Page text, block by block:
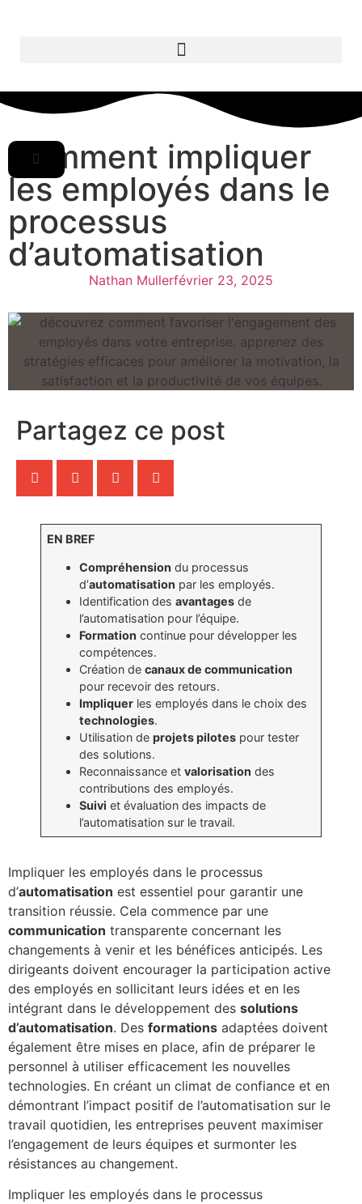
Comment impliquer
les employés dans le
processus
d’automatisation
Nathan Mullerfévrier 23, 2025
Partagez ce post
EN BREF
Compréhension du processus
d’automatisation par les employés.
Identification desavantages de
l’automatisation pour l’équipe.
Formation continue pour développer les
compétences.
Création decanaux de communication
pour recevoir des retours.
Impliquer les employés dans le choix des
technologies.
Utilisation deprojets pilotes pour tester
des solutions.
Reconnaissance etvalorisation des
contributions des employés.
Suivi et évaluation des impacts de
l’automatisation sur le travail.
Impliquer les employés dans le processus
d’automatisation est essentiel pour garantir une
transition réussie. Cela commence par une
communication transparente concernant les
changements à venir et les bénéfices anticipés. Les
dirigeants doivent encourager la participation active
des employés en sollicitant leurs idées et en les
intégrant dans le développement des solutions
d’automatisation. Des formations adaptées doivent
également être mises en place, afin de préparer le
personnel à utiliser efficacement les nouvelles
technologies. En créant un climat de confiance et en
démontrant l’impact positif de l’automatisation sur le
travail quotidien, les entreprises peuvent maximiser
l’engagement de leurs équipes et surmonter les
résistances au changement.
Impliquer les employés dans le processus